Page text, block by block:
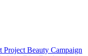
Project Beauty Campaign